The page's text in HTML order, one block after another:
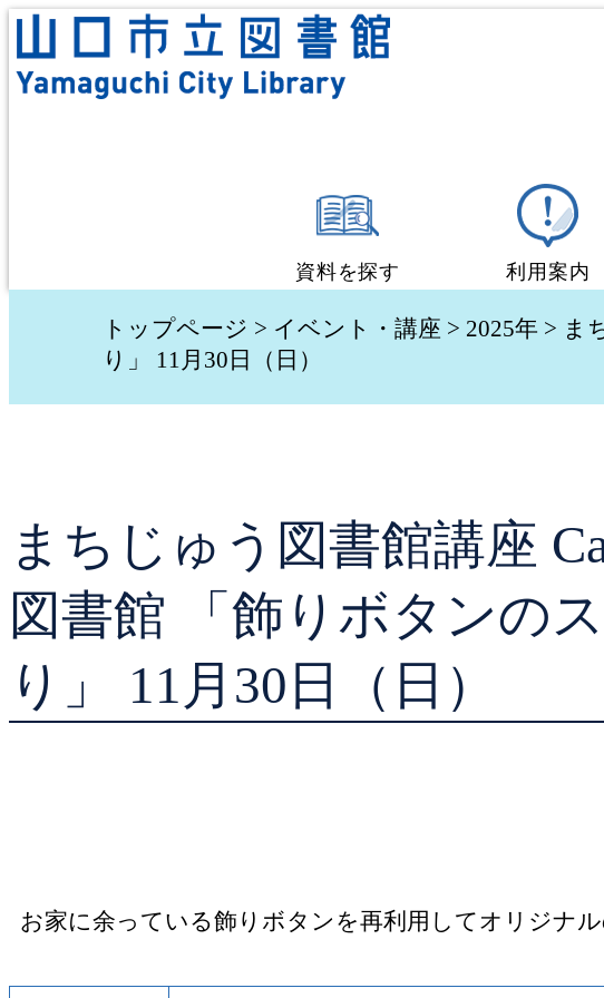
資料を探す
蔵書検索・予約
貸出ランキング
予約ランキング
利用案内
図
学
ブ
好
トップページ > イベント・講座 > 2025年 > ま
り」 11月30日（日）
まちじゅう図書館講座
図書館 「飾りボタンの
り」 11月30日（日）
お家に余っている飾りボタンを再利用してオリジナ